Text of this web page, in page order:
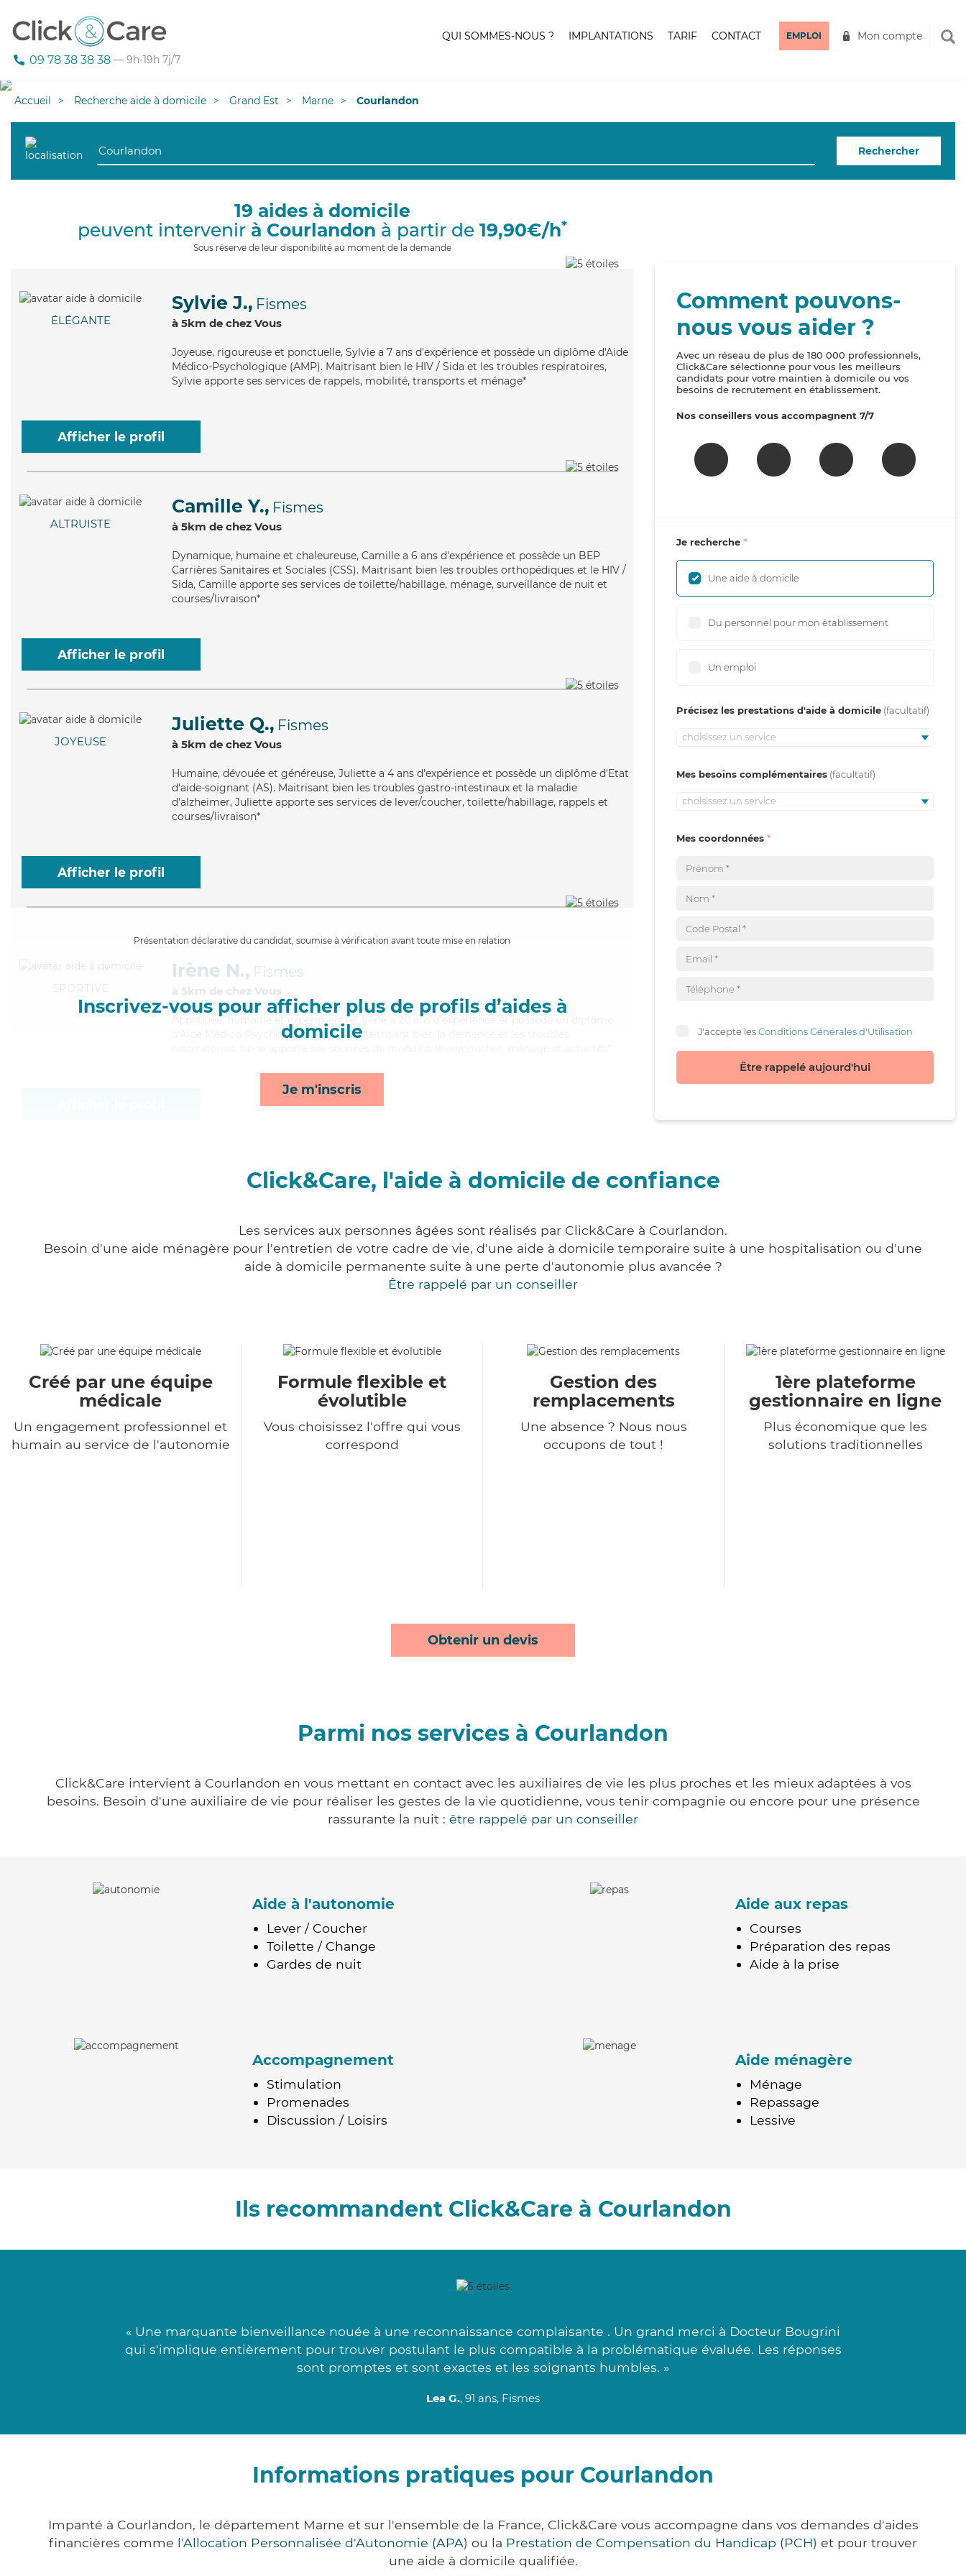
09 78 38 38 38 — 9h-19h 7j/7
QUI SOMMES-NOUS ? IMPLANTATIONS TARIF CONTACT EMPLOI Mon compte
Accueil Recherche aide à domicile Grand Est Marne Courlandon
Rechercher
19 aides à domicile
peuvent intervenir à Courlandon à partir de 19,90€/h*
Sous réserve de leur disponibilité au moment de la demande
ÉLÉGANTE
Sylvie J., Fismes
à 5km de chez Vous
Joyeuse, rigoureuse et ponctuelle, Sylvie a 7 ans d'expérience et possède un diplôme d'Aide
Médico-Psychologique (AMP). Maitrisant bien le HIV / Sida et les troubles respiratoires,
Sylvie apporte ses services de rappels, mobilité, transports et ménage*
Afficher le profil
ALTRUISTE
Camille Y., Fismes
à 5km de chez Vous
Dynamique, humaine et chaleureuse, Camille a 6 ans d'expérience et possède un BEP
Carrières Sanitaires et Sociales (CSS). Maitrisant bien les troubles orthopédiques et le HIV /
Sida, Camille apporte ses services de toilette/habillage, ménage, surveillance de nuit et
courses/livraison*
Afficher le profil
JOYEUSE
Juliette Q., Fismes
à 5km de chez Vous
Humaine, dévouée et généreuse, Juliette a 4 ans d'expérience et possède un diplôme d'Etat
d'aide-soignant (AS). Maitrisant bien les troubles gastro-intestinaux et la maladie
d'alzheimer, Juliette apporte ses services de lever/coucher, toilette/habillage, rappels et
courses/livraison*
Afficher le profil
Présentation déclarative du candidat, soumise à vérification avant toute mise en relation
Inscrivez-vous pour afficher plus de profils d’aides à
domicile
Je m'inscris
SPORTIVE
Irène N., Fismes
à 5km de chez Vous
Appliquée , humaine et expérimentée, Irène a 20 ans d'expérience et possède un diplôme
d'Aide Médico-Psychologique (AMP). Maitrisant bien la démence et les troubles
Comment pouvons-
nous vous aider ?
Avec un réseau de plus de 180 000 professionnels,
Click&Care sélectionne pour vous les meilleurs
candidats pour votre maintien à domicile ou vos
besoins de recrutement en établissement.
Nos conseillers vous accompagnent 7/7
Je recherche
Une aide à domicile
Du personnel pour mon établissement
Un emploi
Précisez les prestations d'aide à domicile
choisissez un service
Mes besoins complémentaires
choisissez un service
Mes coordonnées
J'accepte lesConditions Générales d'Utilisation
Être rappelé aujourd'hui
Click&Care, l'aide à domicile de confiance
Les services aux personnes âgées sont réalisés par Click&Care à Courlandon.
Besoin d'une aide ménagère pour l'entretien de votre cadre de vie, d'une aide à domicile temporaire suite à une hospitalisation ou d'une
aide à domicile permanente suite à une perte d'autonomie plus avancée ?
Être rappelé par un conseiller
Créé par une équipe
médicale
Un engagement professionnel et
humain au service de l'autonomie
Formule flexible et
évolutible
Vous choisissez l'offre qui vous
correspond
Gestion des
remplacements
Une absence ? Nous nous
occupons de tout !
1ère plateforme
gestionnaire en ligne
Plus économique que les
solutions traditionnelles
Obtenir un devis
Parmi nos services à Courlandon
Click&Care intervient à Courlandon en vous mettant en contact avec les auxiliaires de vie les plus proches et les mieux adaptées à vos
besoins. Besoin d'une auxiliaire de vie pour réaliser les gestes de la vie quotidienne, vous tenir compagnie ou encore pour une présence
rassurante la nuit : être rappelé par un conseiller
Aide à l'autonomie
Lever / Coucher
Toilette / Change
Gardes de nuit
Aide aux repas
Courses
Préparation des repas
Aide à la prise
Accompagnement
Stimulation
Promenades
Discussion / Loisirs
Aide ménagère
Ménage
Repassage
Lessive
Ils recommandent Click&Care à Courlandon
« Une marquante bienveillance nouée à une reconnaissance complaisante . Un grand merci à Docteur Bougrini
qui s'implique entièrement pour trouver postulant le plus compatible à la problématique évaluée. Les réponses
sont promptes et sont exactes et les soignants humbles. »
Lea G., 91 ans, Fismes
Informations pratiques pour Courlandon
Impanté à Courlandon, le département Marne et sur l'ensemble de la France, Click&Care vous accompagne dans vos demandes d'aides
financières comme l'Allocation Personnalisée d'Autonomie (APA) ou la Prestation de Compensation du Handicap (PCH) et pour trouver
une aide à domicile qualifiée.